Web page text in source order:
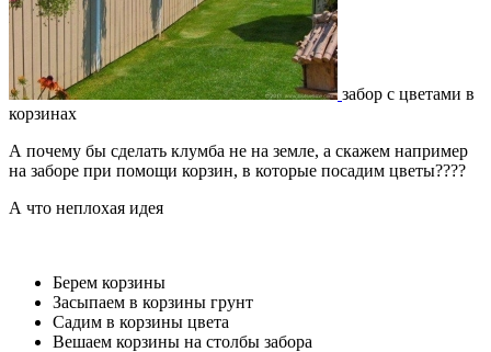
забор с цветами в
корзинах
А почему бы сделать клумба не на земле, а скажем например
на заборе при помощи корзин, в которые посадим цветы????
А что неплохая идея
Берем корзины
Засыпаем в корзины грунт
Садим в корзины цвета
Вешаем корзины на столбы забора